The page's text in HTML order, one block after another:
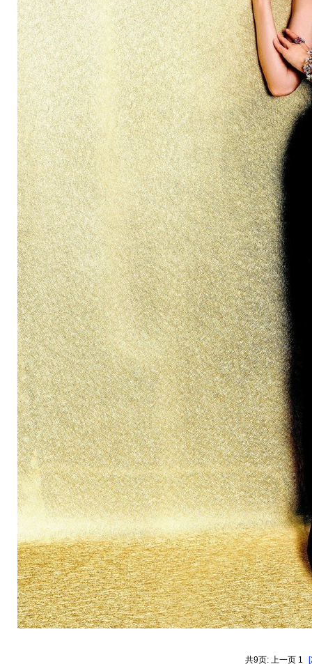
共9页: 上一页 1